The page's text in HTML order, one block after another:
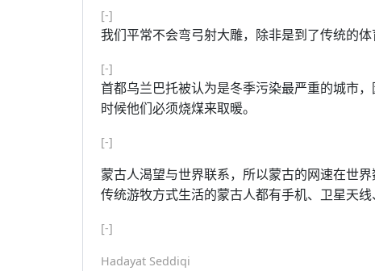
[-]
我们平常不会弯弓射大雕，除非是到了传统的体
[-]
首都乌兰巴托被认为是冬季污染最严重的城市
时候他们必须烧煤来取暖。
[-]
蒙古人渴望与世界联系，所以蒙古的网速在世
传统游牧方式生活的蒙古人都有手机、卫星天线
[-]
Hadayat Seddiqi